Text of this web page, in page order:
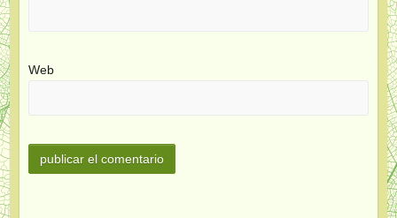
Web